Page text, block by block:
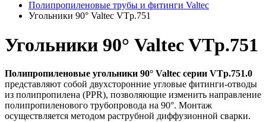
Полипропиленовые трубы и фитинги Valtec
Угольники 90° Valtec VTp.751
Угольники 90° Valtec VTp.751
Полипропиленовые угольники 90° Valtec серии VTp.751.0
представляют собой двухсторонние угловые фитинги-отводы
из полипропилена (PPR), позволяющие изменить направление
полипропиленового трубопровода на 90°. Монтаж
осуществляется методом раструбной диффузионной сварки.